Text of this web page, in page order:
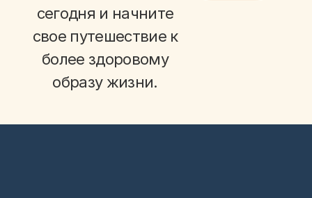
сегодня и начните
свое путешествие к
более здоровому
образу жизни.